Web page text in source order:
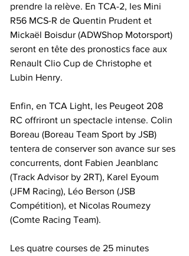
prendre la relève. En TCA-2, les Mini
R56 MCS-R de Quentin Prudent et
Mickaël Boisdur (ADWShop Motorsport)
seront en tête des pronostics face aux
Renault Clio Cup de Christophe et
Lubin Henry.
Enfin, en TCA Light, les Peugeot 208
RC offriront un spectacle intense. Colin
Boreau (Boreau Team Sport by JSB)
tentera de conserver son avance sur ses
concurrents, dont Fabien Jeanblanc
(Track Advisor by 2RT), Karel Eyoum
(JFM Racing), Léo Berson (JSB
Compétition), et Nicolas Roumezy
(Comte Racing Team).
Les quatre courses de 25 minutes